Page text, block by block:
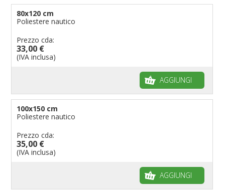
80x120 cm
Poliestere nautico
Prezzo cda:
33,00 €
(IVA inclusa)
AGGIUNGI
100x150 cm
Poliestere nautico
Prezzo cda:
35,00 €
(IVA inclusa)
AGGIUNGI